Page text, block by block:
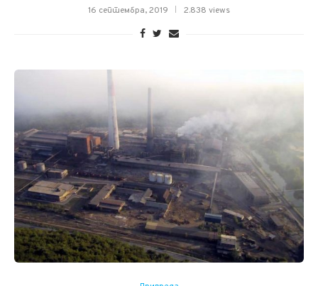
16 септембра, 2019 2.838 views